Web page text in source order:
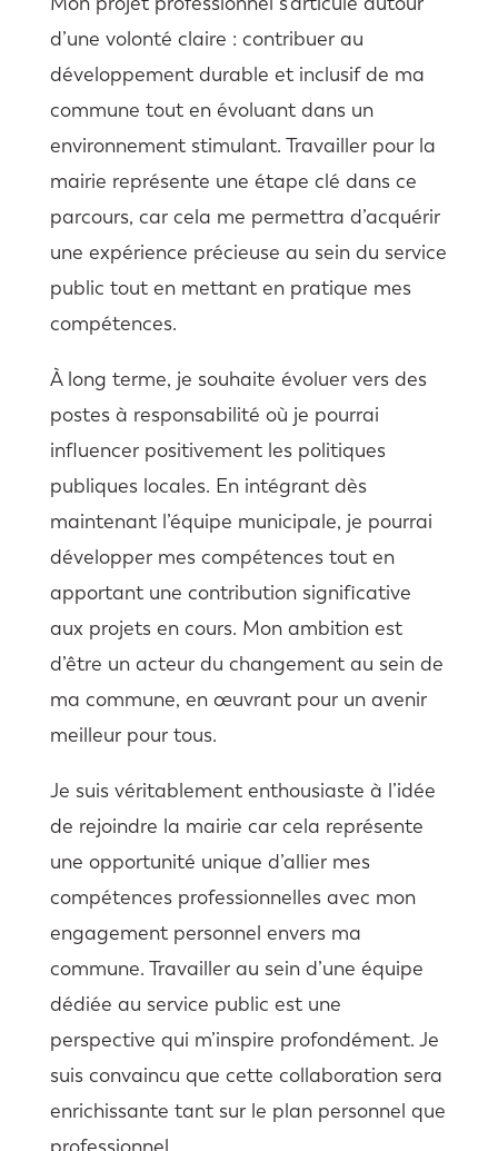
d’une volonté claire : contribuer au
développement durable et inclusif de ma
commune tout en évoluant dans un
environnement stimulant. Travailler pour la
mairie représente une étape clé dans ce
parcours, car cela me permettra d’acquérir
une expérience précieuse au sein du service
public tout en mettant en pratique mes
compétences.
À long terme, je souhaite évoluer vers des
postes à responsabilité où je pourrai
influencer positivement les politiques
publiques locales. En intégrant dès
maintenant l’équipe municipale, je pourrai
développer mes compétences tout en
apportant une contribution significative
aux projets en cours. Mon ambition est
d’être un acteur du changement au sein de
ma commune, en œuvrant pour un avenir
meilleur pour tous.
Je suis véritablement enthousiaste à l’idée
de rejoindre la mairie car cela représente
une opportunité unique d’allier mes
compétences professionnelles avec mon
engagement personnel envers ma
commune. Travailler au sein d’une équipe
dédiée au service public est une
perspective qui m’inspire profondément. Je
suis convaincu que cette collaboration sera
enrichissante tant sur le plan personnel que